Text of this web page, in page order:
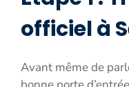
officiel à
Avant même de